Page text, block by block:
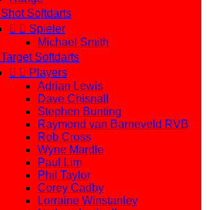
Shot Softdarts
  Spieler
Michael Smith
Target Softdarts
  Players
Adrian Lewis
Dave Chisnall
Stephen Bunting
Raymond van Barneveld RVB
Rob Cross
Wyne Mardle
Paul Lim
Phil Taylor
Corey Cadby
Lorraine Winstanley